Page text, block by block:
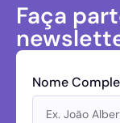
Faça
Nome